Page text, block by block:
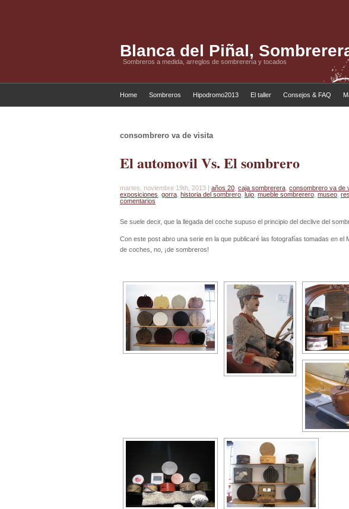
Blanca del Piñal,
Sombreros a medida, arreglos de sombrerería y tocados
Home Sombreros Hipodromo2013 El taller Consejos & FAQ
consombrero va de visita
El automovil Vs. El sombrero
martes, noviembre 19th, 2013 | años 20 caja sombrerera consombrero va de
exposiciones gorra historia del sombrero lujo mueble sombrerero museo
comentarios
Se suele decir, que la llegada del coche supuso el principio del declive del
Con este post abro una serie en la que publicaré las fotografías tomadas en el
de coches, no, ¡de sombreros!